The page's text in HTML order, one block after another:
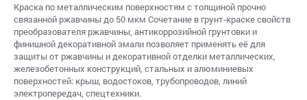
Краска по металлическим поверхностям с толщиной прочно
связанной ржавчины до 50 мкм Сочетание в грунт-краске свойств
преобразователя ржавчины, антикоррозийной грунтовки и
финишной декоративной эмали позволяет применять её для
защиты от ржавчины и декоративной отделки металлических,
железобетонных конструкций, стальных и алюминиевых
поверхностей: крыш, водостоков, трубопроводов, линий
электропередач, спецтехники.